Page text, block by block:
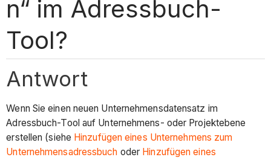
n“ im Adressbuch-
Tool?
Antwort
Wenn Sie einen neuen Unternehmensdatensatz im
Adressbuch-Tool auf Unternehmens- oder Projektebene
erstellen (siehe Hinzufügen eines Unternehmens zum
Unternehmensadressbuch oder Hinzufügen eines